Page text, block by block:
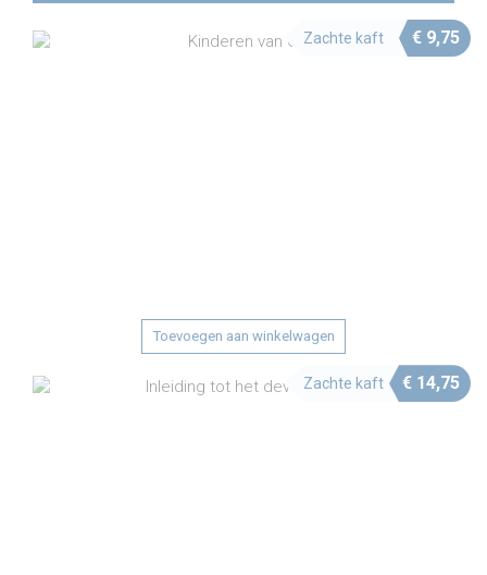
Zachte kaft € 9,75
Toevoegen aan winkelwagen
Zachte kaft € 14,75